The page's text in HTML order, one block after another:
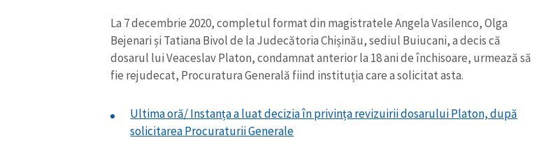
La 7 decembrie 2020, completul format din magistratele Angela Vasilenco, Olga
Bejenari și Tatiana Bivol de la Judecătoria Chișinău, sediul Buiucani, a decis că
dosarul lui Veaceslav Platon, condamnat anterior la 18 ani de închisoare, urmează să
fie rejudecat, Procuratura Generală fiind instituția care a solicitat asta.
Ultima oră/ Instanța a luat decizia în privința revizuirii dosarului Platon, după
solicitarea Procuraturii Generale
ȘTIREA MEA
Titlu știre + Adaugă titlu
Link media